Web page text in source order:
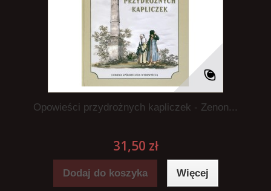
Opowieści przydrożnych kapliczek - Zenon...
31,50 zł
Dodaj do koszyka Więcej